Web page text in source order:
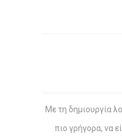
Με τη δημιουργία
πιο γρήγορα, να